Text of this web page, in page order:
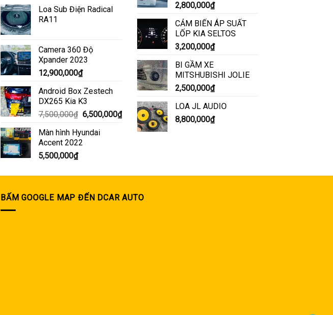
Loa Sub Điện Radical
RA11
Camera 360 Độ
Xpander 2023
12,900,000₫
Android Box Zestech
DX265 Kia K3
7,500,000₫ Giá
là:
7,500,000₫.
6,500,000₫Giá
Màn hình Hyundai
Accent 2022
5,500,000₫
2,800,000₫
CẢM BIẾN ÁP SUẤT
LỐP KIA SELTOS
3,200,000₫
BI GẦM XE
MITSHUBISHI JOLIE
2,500,000₫
LOA JL AUDIO
8,800,000₫
BẤM GOOGLE MAP ĐẾN DCAR AUTO